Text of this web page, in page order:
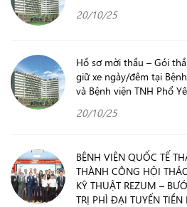
20/10/25
Hồ sơ mời thầu – Gói
giữ xe ngày/đêm tại
và Bệnh viện TNH Phổ
20/10/25
BỆNH VIỆN QUỐC TẾ
THÀNH CÔNG HỘI
KỸ THUẬT REZUM –
TRỊ PHÌ ĐẠI TUYẾN TIỀN